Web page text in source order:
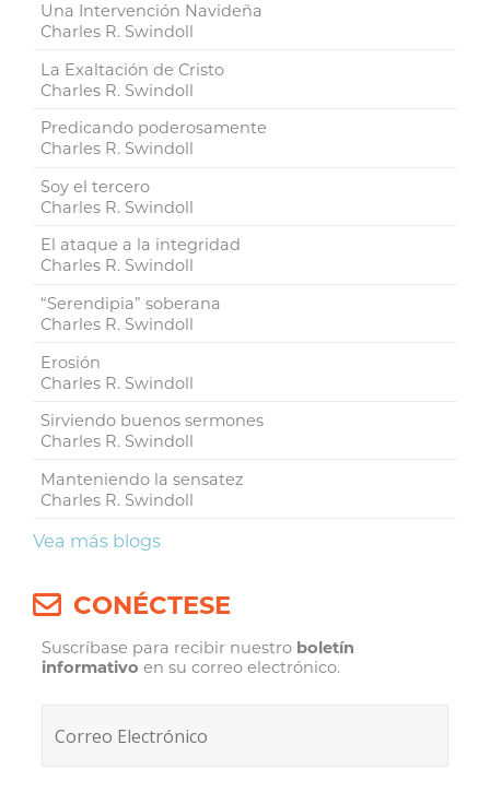
Una Intervención Navideña
Charles R. Swindoll
La Exaltación de Cristo
Charles R. Swindoll
Predicando poderosamente
Charles R. Swindoll
Soy el tercero
Charles R. Swindoll
El ataque a la integridad
Charles R. Swindoll
“Serendipia” soberana
Charles R. Swindoll
Erosión
Charles R. Swindoll
Sirviendo buenos sermones
Charles R. Swindoll
Manteniendo la sensatez
Charles R. Swindoll
Vea más blogs
CONÉCTESE
Suscríbase para recibir nuestro boletín
informativo en su correo electrónico.